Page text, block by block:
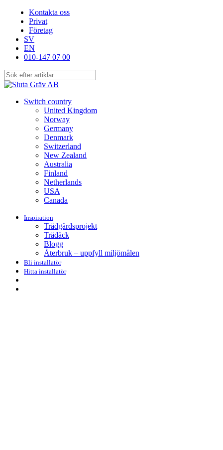
content
Kontakta oss
Privat
Företag
SV
EN
010-147 07 00
Close
search
Menu
Switch country
United Kingdom
Norway
Germany
Denmark
Switzerland
New Zealand
Australia
Finland
Netherlands
USA
Canada
Inspiration
Trädgårdsprojekt
Trädäck
Blogg
Återbruk – uppfyll miljömålen
Bli installatör
Hitta installatör